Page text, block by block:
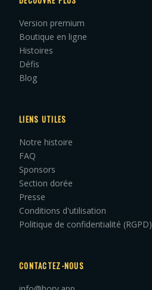
Version premium
Boutique en ligne
Histoires
Défis
Blog
LIENS UTILES
Notre histoire
FAQ
Sponsors
Section dorée
Presse
Conditions d'utilisation
Politique de confidentialité (RGPD)
CONTACTEZ-NOUS